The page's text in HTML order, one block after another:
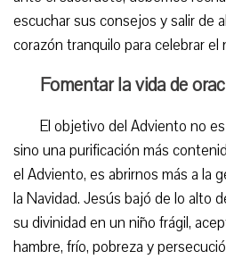
escuchar sus consejos y salir de
corazón tranquilo para celebrar el
Fomentar la vida de
El objetivo del Adviento no
sino una purificación más
el Adviento, es abrirnos más a la
la Navidad. Jesús bajó de lo alto
su divinidad en un niño frágil,
hambre, frío, pobreza y